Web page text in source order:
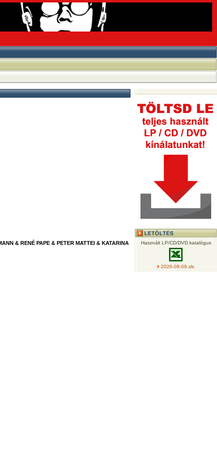
& RENÉ PAPE & PETER MATTEI & KATARINA
Használt LP/CD/DVD katalógus
2026-08-09.xls